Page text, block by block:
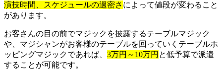
演技時間、スケジュールの過密さ によって値段が変わること
があります。
お客さんの目の前でマジックを披露するテーブルマジック
や、マジシャンがお客様のテーブルを回っていくテーブルホ
ッピングマジックであれば、 3万円～10万円 と低予算で派遣
することが可能です。